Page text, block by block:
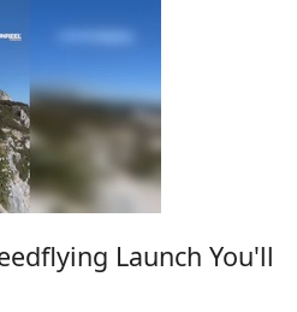
Launch You'll